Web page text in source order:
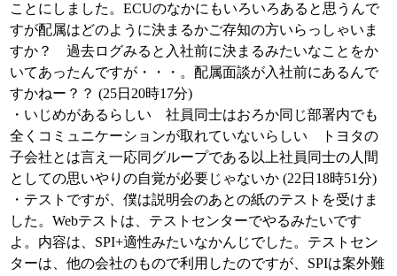
ことにしました。ECUのなかにもいろいろあると思うんで
すが配属はどのように決まるかご存知の方いらっしゃいま
すか？ 過去ログみると入社前に決まるみたいなことをか
いてあったんですが・・・。配属面談が入社前にあるんで
すかねー？？ (25日20時17分)
・いじめがあるらしい 社員同士はおろか同じ部署内でも
全くコミュニケーションが取れていないらしい トヨタの
子会社とは言え一応同グループである以上社員同士の人間
としての思いやりの自覚が必要じゃないか (22日18時51分)
・テストですが、僕は説明会のあとの紙のテストを受けま
した。Webテストは、テストセンターでやるみたいです
よ。内容は、SPI+適性みたいなかんじでした。テストセン
ターは、他の会社のもので利用したのですが、SPIは案外難